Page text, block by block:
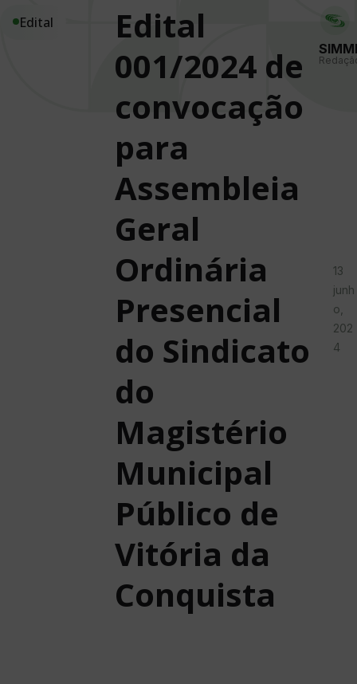
Edital
Edital
001/2024 de
convocação
para
Assembleia
Geral
Ordinária
Presencial
do Sindicato
do
Magistério
Municipal
Público de
Vitória da
Conquista
13
junh
o,
202
4